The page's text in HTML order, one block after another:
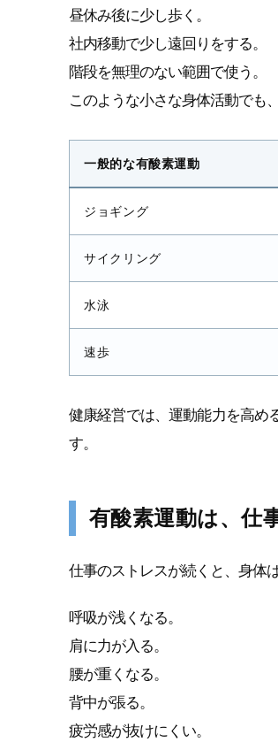
昼休み後に少し歩く。
社内移動で少し遠回りをする。
階段を無理のない範囲で使う。
このような小さな身体活動でも
一般的な有酸素運動
ジョギング
サイクリング
水泳
速歩
健康経営では、運動能力を高め
す。
有酸素運動は、仕
仕事のストレスが続くと、身体
呼吸が浅くなる。
肩に力が入る。
腰が重くなる。
背中が張る。
疲労感が抜けにくい。